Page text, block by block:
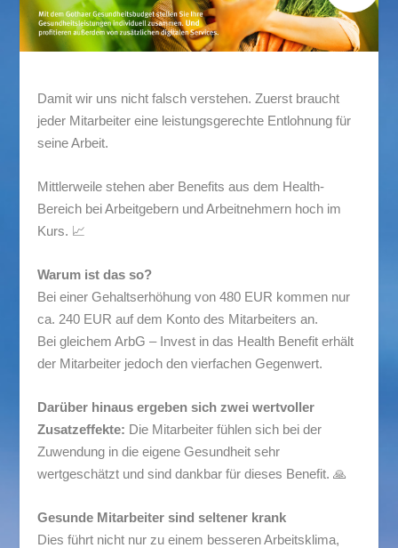
Damit wir uns nicht falsch verstehen. Zuerst braucht
jeder Mitarbeiter eine leistungsgerechte Entlohnung für
seine Arbeit.
Mittlerweile stehen aber Benefits aus dem Health-
Bereich bei Arbeitgebern und Arbeitnehmern hoch im
Kurs. 📈
Warum ist das so?
Bei einer Gehaltserhöhung von 480 EUR kommen nur
ca. 240 EUR auf dem Konto des Mitarbeiters an.
Bei gleichem ArbG – Invest in das Health Benefit erhält
der Mitarbeiter jedoch den vierfachen Gegenwert.
Darüber hinaus ergeben sich zwei wertvoller
Zusatzeffekte: Die Mitarbeiter fühlen sich bei der
Zuwendung in die eigene Gesundheit sehr
wertgeschätzt und sind dankbar für dieses Benefit. 🙏
Gesunde Mitarbeiter sind seltener krank
Dies führt nicht nur zu einem besseren Arbeitsklima,